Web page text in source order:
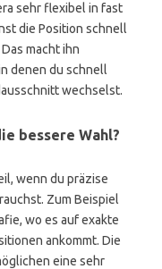
sehr flexibel in fast
die Position schnell
macht ihn
denen du schnell
wechselst.
bessere Wahl?
wenn du präzise
Zum Beispiel
wo es auf exakte
ankommt. Die
eine sehr